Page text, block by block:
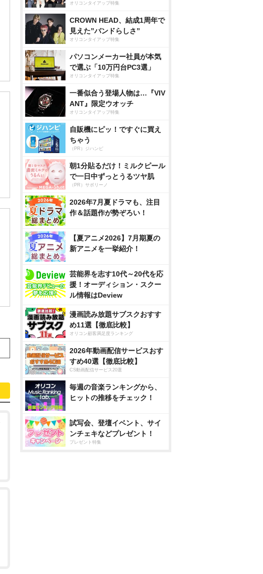
オリコンタイアップ特集
CROWN HEAD、結成1周年で
見えた”バンドらしさ”
オリコンタイアップ特集
パソコンメーカー社員が本気
で選ぶ「10万円台PC3選」
オリコンタイアップ特集
一番似合う登場人物は…『VIV
ANT』限定ウオッチ
オリコンタイアップ特集
自販機にピッ！ですぐに買え
ちゃう
（PR）ジハンピ
朝1分貼るだけ！ミルクピール
で一日中ずっとうるツヤ肌
（PR）サボリーノ
2026年7月夏ドラマも、注目
作＆話題作が勢ぞろい！
【夏アニメ2026】7月期夏の
新アニメを一挙紹介！
芸能界を志す10代～20代を応
援！オーディション・スクー
ル情報はDeview
漫画読み放題サブスクおすす
め11選【徹底比較】
オリコン顧客満足度ランキング
2026年動画配信サービスおす
すめ40選【徹底比較】
CS動画配信サービス20選
毎週の音楽ランキングから、
ヒットの推移をチェック！
試写会、登壇イベント、サイ
ンチェキなどプレゼント！
プレゼント特集